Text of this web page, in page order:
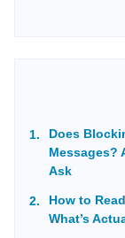
Does
Messages?
Ask
How to
What’s